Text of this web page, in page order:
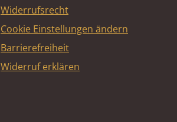
Widerrufsrecht
Cookie Einstellungen ändern
Barrierefreiheit
Widerruf erklären